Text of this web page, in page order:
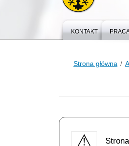
KONTAKT
Strona główna